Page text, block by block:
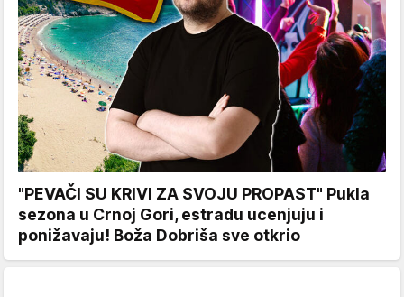
"PEVAČI SU KRIVI ZA SVOJU PROPAST" Pukla
sezona u Crnoj Gori, estradu ucenjuju i
ponižavaju! Boža Dobriša sve otkrio